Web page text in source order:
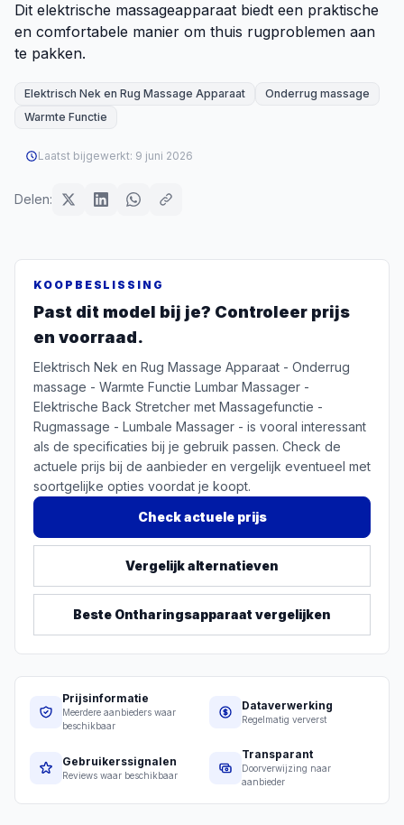
Dit elektrische massageapparaat biedt een praktische
en comfortabele manier om thuis rugproblemen aan
te pakken.
Elektrisch Nek en Rug Massage Apparaat
Onderrug massage
Warmte Functie
Laatst bijgewerkt: 9 juni 2026
Delen:
KOOPBESLISSING
Past dit model bij je? Controleer prijs
en voorraad.
Elektrisch Nek en Rug Massage Apparaat - Onderrug
massage - Warmte Functie Lumbar Massager -
Elektrische Back Stretcher met Massagefunctie -
Rugmassage - Lumbale Massager - is vooral interessant
als de specificaties bij je gebruik passen. Check de
actuele prijs bij de aanbieder en vergelijk eventueel met
soortgelijke opties voordat je koopt.
Check actuele prijs
Vergelijk alternatieven
Beste Ontharingsapparaat vergelijken
Prijsinformatie
Meerdere aanbieders waar
beschikbaar
Dataverwerking
Regelmatig ververst
Gebruikerssignalen
Reviews waar beschikbaar
Transparant
Doorverwijzing naar
aanbieder